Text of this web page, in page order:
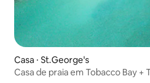
Casa ⋅ St.George's
Casa de praia em Tobacco Bay +